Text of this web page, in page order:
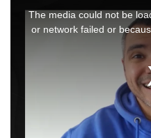
The media could not be
or network failed or